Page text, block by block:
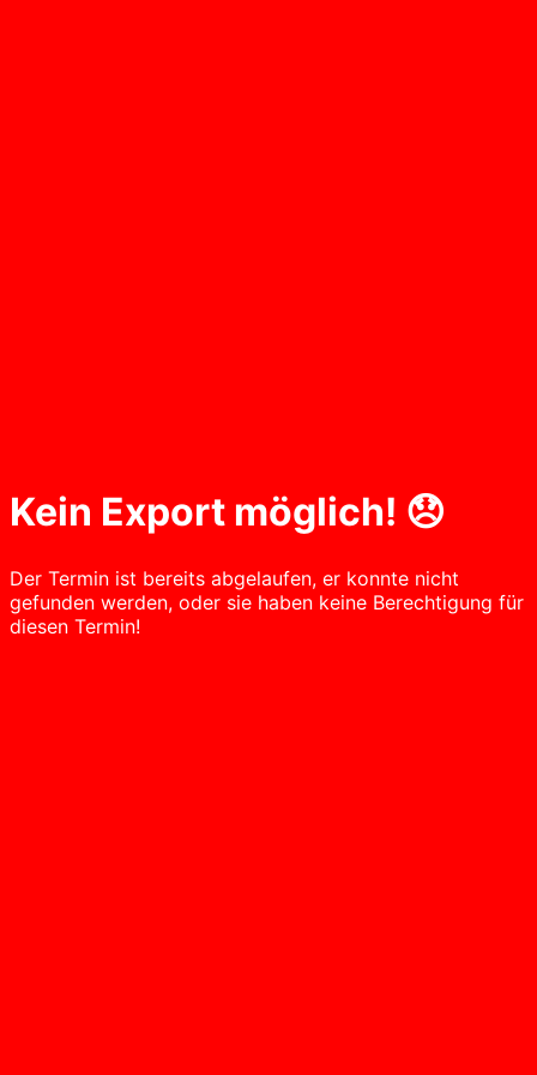
Kein Export möglich! 😞
Der Termin ist bereits abgelaufen, er konnte nicht
gefunden werden, oder sie haben keine Berechtigung für
diesen Termin!